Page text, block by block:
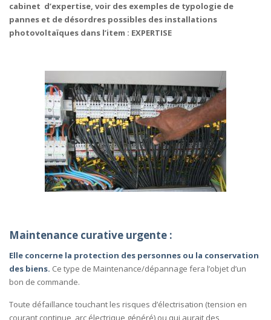
cabinet d’expertise, voir des exemples de typologie de
pannes et de désordres possibles des installations
photovoltaïques dans l’item : EXPERTISE
Maintenance curative urgente :
Elle concerne la protection des personnes ou la conservation
des biens. Ce type de Maintenance/dépannage fera l’objet d’un
bon de commande.
Toute défaillance touchant les risques d’électrisation (tension en
courant continue, arc électrique généré) ou qui aurait des